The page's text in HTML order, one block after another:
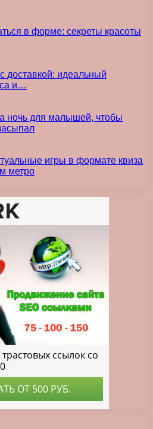
в форме: секреты красоты
доставкой: идеальный
и…
ночь для малышей, чтобы
игры в формате квиза
метро